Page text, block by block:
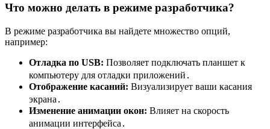
Что можно делать в режиме разработчика?
В режиме разработчика вы найдете множество опций,
например:
Отладка по USB: Позволяет подключать планшет к
компьютеру для отладки приложений․
Отображение касаний: Визуализирует ваши касания
экрана․
Изменение анимации окон: Влияет на скорость
анимации интерфейса․